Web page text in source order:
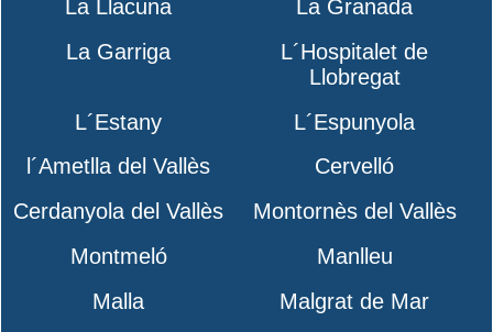
La Llacuna
La Granada
La Garriga
L´Hospitalet de
Llobregat
L´Estany
L´Espunyola
l´Ametlla del Vallès
Cervelló
Cerdanyola del Vallès
Montornès del Vallès
Montmeló
Manlleu
Malla
Malgrat de Mar